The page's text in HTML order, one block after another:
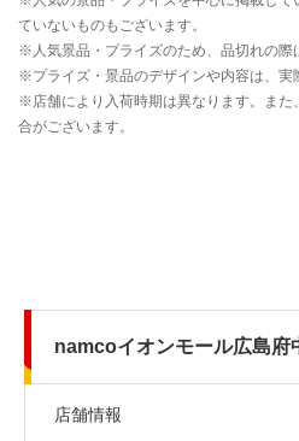
namcoイオンモール広島府
店舗情報